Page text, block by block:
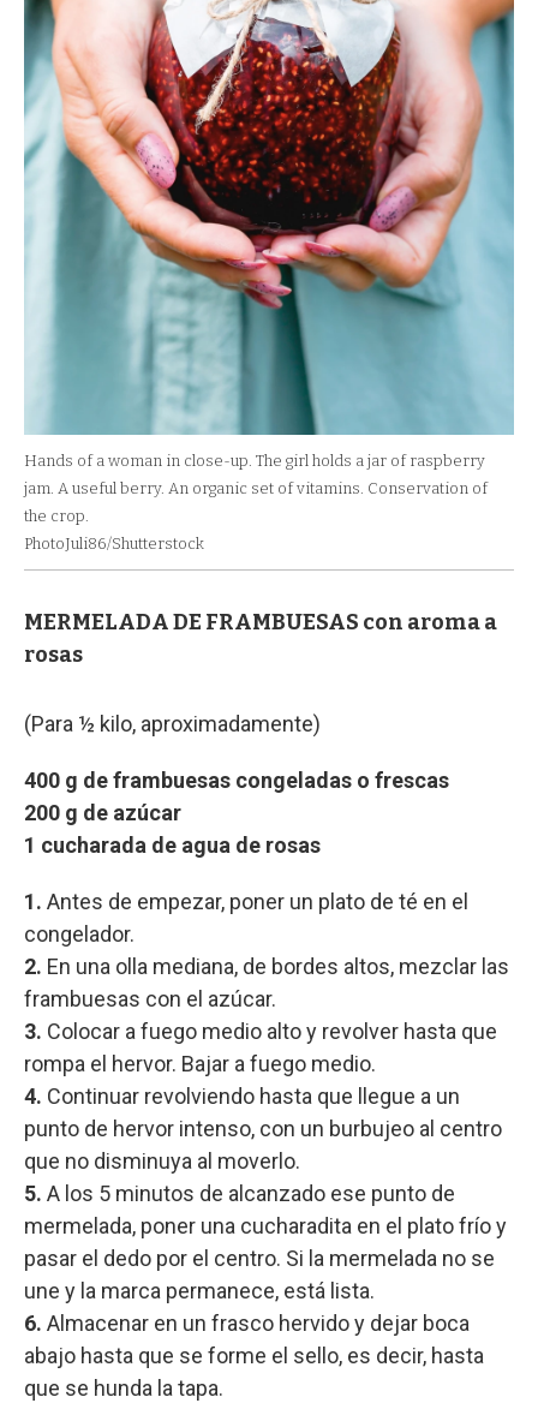
Hands of a woman in close-up. The girl holds a jar of raspberry
jam. A useful berry. An organic set of vitamins. Conservation of
the crop.
PhotoJuli86/Shutterstock
MERMELADA DE FRAMBUESAS con aroma a
rosas
(Para ½ kilo, aproximadamente)
400 g de frambuesas congeladas o frescas
200 g de azúcar
1 cucharada de agua de rosas
1. Antes de empezar, poner un plato de té en el
congelador.
2. En una olla mediana, de bordes altos, mezclar las
frambuesas con el azúcar.
3. Colocar a fuego medio alto y revolver hasta que
rompa el hervor. Bajar a fuego medio.
4. Continuar revolviendo hasta que llegue a un
punto de hervor intenso, con un burbujeo al centro
que no disminuya al moverlo.
5. A los 5 minutos de alcanzado ese punto de
mermelada, poner una cucharadita en el plato frío y
pasar el dedo por el centro. Si la mermelada no se
une y la marca permanece, está lista.
6. Almacenar en un frasco hervido y dejar boca
abajo hasta que se forme el sello, es decir, hasta
que se hunda la tapa.